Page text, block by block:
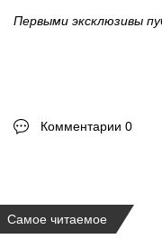
Первыми эксклюзивы
Комментарии 0
Самое читаемое